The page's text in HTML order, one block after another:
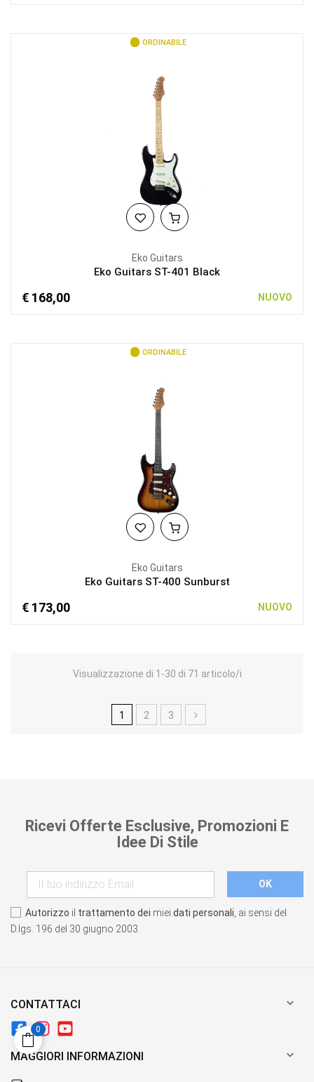
ORDINABILE
Eko Guitars
Eko Guitars ST-401 Black
€ 168,00 NUOVO
ORDINABILE
Eko Guitars
Eko Guitars ST-400 Sunburst
€ 173,00 NUOVO
Visualizzazione di 1-30 di 71 articolo/i
1 2 3
Ricevi Offerte Esclusive, Promozioni E
Idee Di Stile
Autorizzo il trattamento dei miei dati personali , ai sensi del
D.lgs. 196 del 30 giugno 2003.
CONTATTACI 
MAGGIORI INFORMAZIONI 
0